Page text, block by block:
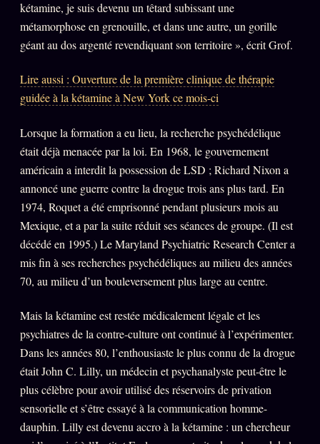
Who is who
Qui baise qui
Charte éditoriale
Words Radio
PRATIQUE + LÉGAL
Archive complète
Récents
À la une
Tous les tags
Soumettre un tip
Nous écrire
Presse
Business
kétamine, je suis devenu un têtard subissant une
métamorphose en grenouille, et dans une autre, un gorille
géant au dos argenté revendiquant son territoire », écrit Grof.
Lire aussi : Ouverture de la première clinique de thérapie
guidée à la kétamine à New York ce mois-ci
Lorsque la formation a eu lieu, la recherche psychédélique
était déjà menacée par la loi. En 1968, le gouvernement
américain a interdit la possession de LSD ; Richard Nixon a
annoncé une guerre contre la drogue trois ans plus tard. En
1974, Roquet a été emprisonné pendant plusieurs mois au
Mexique, et a par la suite réduit ses séances de groupe. (Il est
décédé en 1995.) Le Maryland Psychiatric Research Center a
mis fin à ses recherches psychédéliques au milieu des années
70, au milieu d’un bouleversement plus large au centre.
Mais la kétamine est restée médicalement légale et les
psychiatres de la contre-culture ont continué à l’expérimenter.
Dans les années 80, l’enthousiaste le plus connu de la drogue
était John C. Lilly, un médecin et psychanalyste peut-être le
plus célèbre pour avoir utilisé des réservoirs de privation
sensorielle et s’être essayé à la communication homme-
dauphin. Lilly est devenu accro à la kétamine : un chercheur